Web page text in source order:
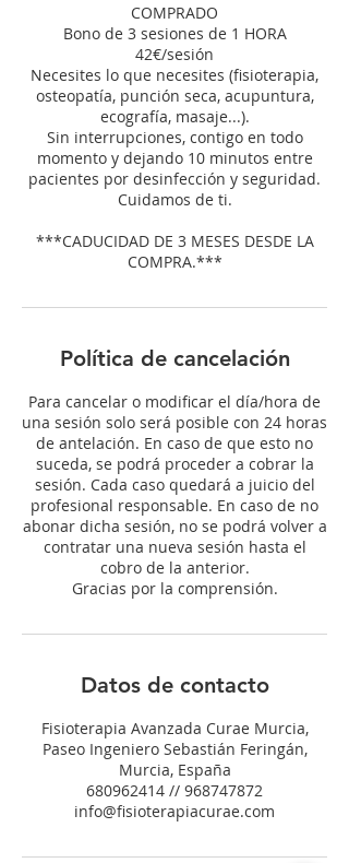
COMPRADO
Bono de 3 sesiones de 1 HORA
42€/sesión
Necesites lo que necesites (fisioterapia,
osteopatía, punción seca, acupuntura,
ecografía, masaje...).
Sin interrupciones, contigo en todo
momento y dejando 10 minutos entre
pacientes por desinfección y seguridad.
Cuidamos de ti.
***CADUCIDAD DE 3 MESES DESDE LA
COMPRA.***
Política de cancelación
Para cancelar o modificar el día/hora de
una sesión solo será posible con 24 horas
de antelación. En caso de que esto no
suceda, se podrá proceder a cobrar la
sesión. Cada caso quedará a juicio del
profesional responsable. En caso de no
abonar dicha sesión, no se podrá volver a
contratar una nueva sesión hasta el
cobro de la anterior.
Gracias por la comprensión.
Datos de contacto
Fisioterapia Avanzada Curae Murcia,
Paseo Ingeniero Sebastián Feringán,
Murcia, España
680962414 // 968747872
info@fisioterapiacurae.com